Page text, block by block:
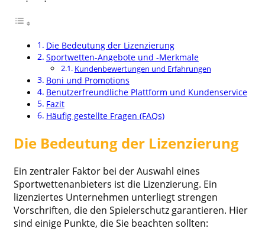
Die Bedeutung der Lizenzierung
Sportwetten-Angebote und -Merkmale
Kundenbewertungen und Erfahrungen
Boni und Promotions
Benutzerfreundliche Plattform und Kundenservice
Fazit
Häufig gestellte Fragen (FAQs)
Die Bedeutung der Lizenzierung
Ein zentraler Faktor bei der Auswahl eines
Sportwettenanbieters ist die Lizenzierung. Ein
lizenziertes Unternehmen unterliegt strengen
Vorschriften, die den Spielerschutz garantieren. Hier
sind einige Punkte, die Sie beachten sollten: